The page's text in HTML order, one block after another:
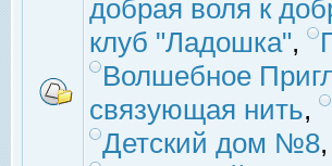
добрая воля к
клуб "Ладошка",
Волшебное
связующая нить,
Детский дом №8,